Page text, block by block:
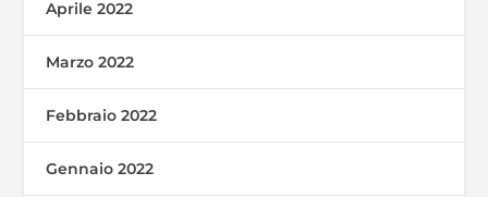
Aprile 2022
Marzo 2022
Febbraio 2022
Gennaio 2022